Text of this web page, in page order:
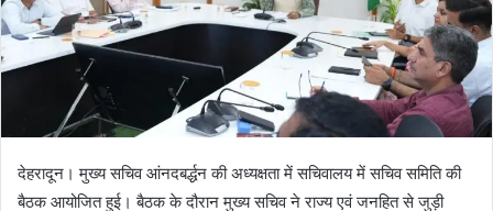
a
i
देहरादून। मुख्य सचिव आंनदबर्द्धन की अध्यक्षता में सचिवालय में सचिव समिति की
बैठक आयोजित हुई। बैठक के दौरान मुख्य सचिव ने राज्य एवं जनहित से जुड़ी